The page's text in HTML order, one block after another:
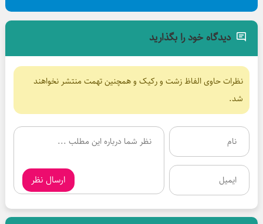
دیدگاه خود را بگذارید
نظرات حاوی الفاظ زشت و رکیک و همچنین تهمت منتشر نخواهند
شد.
ارسال نظر